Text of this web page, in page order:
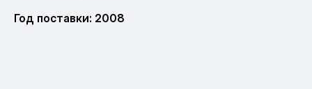
Год поставки: 2008